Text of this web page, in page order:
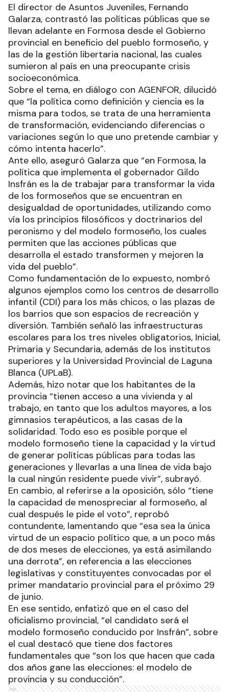
El director de Asuntos Juveniles, Fernando
Galarza, contrastó las políticas públicas que se
llevan adelante en Formosa desde el Gobierno
provincial en beneficio del pueblo formoseño, y
las de la gestión libertaria nacional, las cuales
sumieron al país en una preocupante crisis
socioeconómica.
Sobre el tema, en diálogo con AGENFOR, dilucidó
que “la política como definición y ciencia es la
misma para todos, se trata de una herramienta
de transformación, evidenciando diferencias o
variaciones según lo que uno pretende cambiar y
cómo intenta hacerlo”.
Ante ello, aseguró Galarza que “en Formosa, la
política que implementa el gobernador Gildo
Insfrán es la de trabajar para transformar la vida
de los formoseños que se encuentran en
desigualdad de oportunidades, utilizando como
vía los principios filosóficos y doctrinarios del
peronismo y del modelo formoseño, los cuales
permiten que las acciones públicas que
desarrolla el estado transformen y mejoren la
vida del pueblo”.
Como fundamentación de lo expuesto, nombró
algunos ejemplos como los centros de desarrollo
infantil (CDI) para los más chicos, o las plazas de
los barrios que son espacios de recreación y
diversión. También señaló las infraestructuras
escolares para los tres niveles obligatorios, Inicial,
Primaria y Secundaria, además de los institutos
superiores y la Universidad Provincial de Laguna
Blanca (UPLaB).
Además, hizo notar que los habitantes de la
provincia “tienen acceso a una vivienda y al
trabajo, en tanto que los adultos mayores, a los
gimnasios terapéuticos, a las casas de la
solidaridad. Todo eso es posible porque el
modelo formoseño tiene la capacidad y la virtud
de generar políticas públicas para todas las
generaciones y llevarlas a una línea de vida bajo
la cual ningún residente puede vivir”, subrayó.
En cambio, al referirse a la oposición, sólo “tiene
la capacidad de menospreciar al formoseño, al
cual después le pide el voto”, reprobó
contundente, lamentando que “esa sea la única
virtud de un espacio político que, a un poco más
de dos meses de elecciones, ya está asimilando
una derrota”, en referencia a las elecciones
legislativas y constituyentes convocadas por el
primer mandatario provincial para el próximo 29
de junio.
En ese sentido, enfatizó que en el caso del
oficialismo provincial, “el candidato será el
modelo formoseño conducido por Insfrán”, sobre
el cual destacó que tiene dos factores
fundamentales que “son los que hacen que cada
dos años gane las elecciones: el modelo de
provincia y su conducción”.
Ads